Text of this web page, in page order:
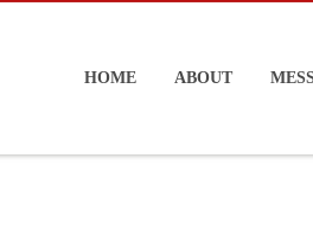
HOME ABOUT